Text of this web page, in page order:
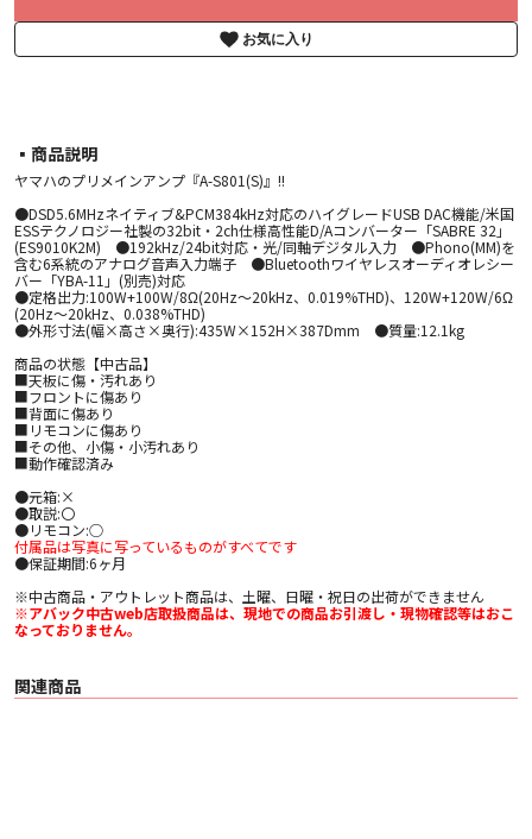
お気に入り
▪︎商品説明
ヤマハのプリメインアンプ『A-S801(S)』!!
●DSD5.6MHzネイティブ&PCM384kHz対応のハイグレードUSB DAC機能/米国
ESSテクノロジー社製の32bit・2ch仕様高性能D/Aコンバーター「SABRE 32」
(ES9010K2M) ●192kHz/24bit対応・光/同軸デジタル入力 ●Phono(MM)を
含む6系統のアナログ音声入力端子 ●Bluetoothワイヤレスオーディオレシー
バー「YBA-11」(別売)対応
●定格出力:100W+100W/8Ω(20Hz～20kHz、0.019%THD)、120W+120W/6Ω
(20Hz～20kHz、0.038%THD)
●外形寸法(幅×高さ×奥行):435W×152H×387Dmm ●質量:12.1kg
商品の状態【中古品】
■天板に傷・汚れあり
■フロントに傷あり
■背面に傷あり
■リモコンに傷あり
■その他、小傷・小汚れあり
■動作確認済み
●元箱:×
●取説:〇
●リモコン:○
付属品は写真に写っているものがすべてです
●保証期間:6ヶ月
※中古商品・アウトレット商品は、土曜、日曜・祝日の出荷ができません
※アバック中古web店取扱商品は、現地での商品お引渡し・現物確認等はおこ
なっておりません。
関連商品